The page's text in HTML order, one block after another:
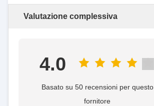
Valutazione complessiva
4.0
Basato su 50 recensioni per questo
fornitore